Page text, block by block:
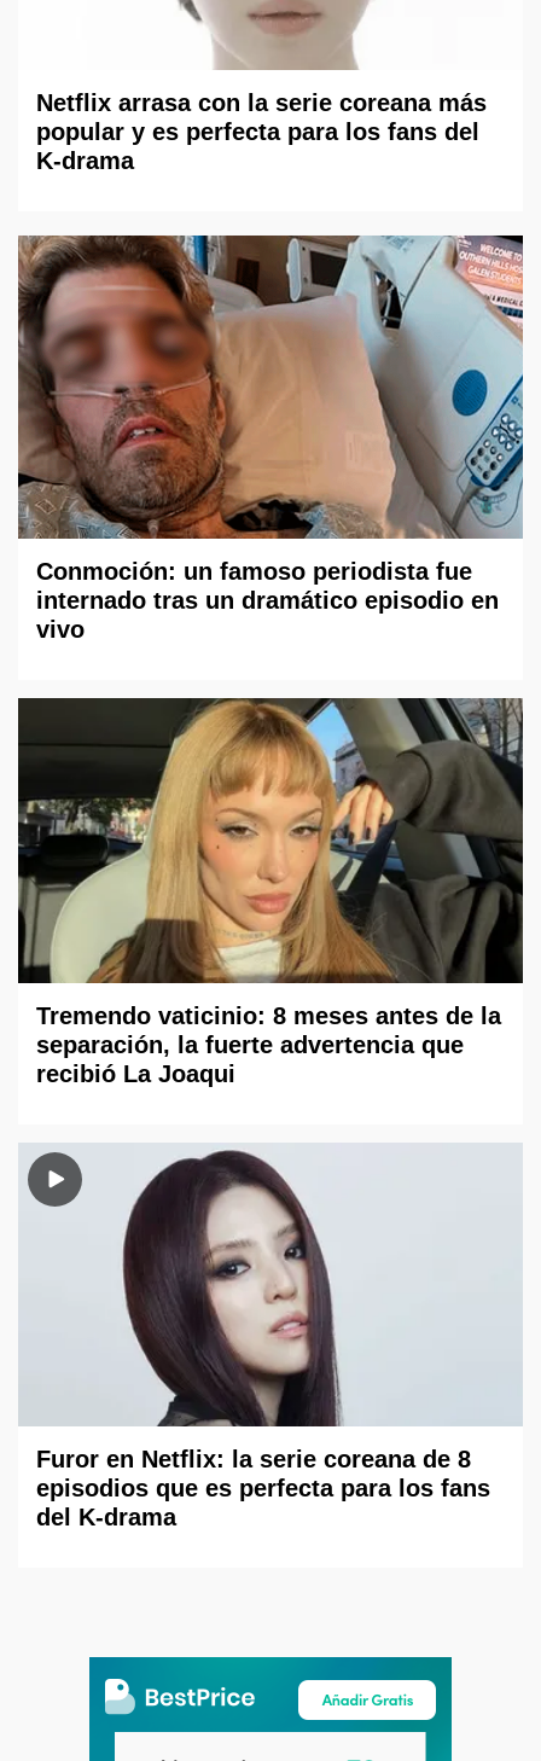
Netflix arrasa con la serie coreana más
popular y es perfecta para los fans del
K-drama
Conmoción: un famoso periodista fue
internado tras un dramático episodio en
vivo
Tremendo vaticinio: 8 meses antes de la
separación, la fuerte advertencia que
recibió La Joaqui
Furor en Netflix: la serie coreana de 8
episodios que es perfecta para los fans
del K-drama